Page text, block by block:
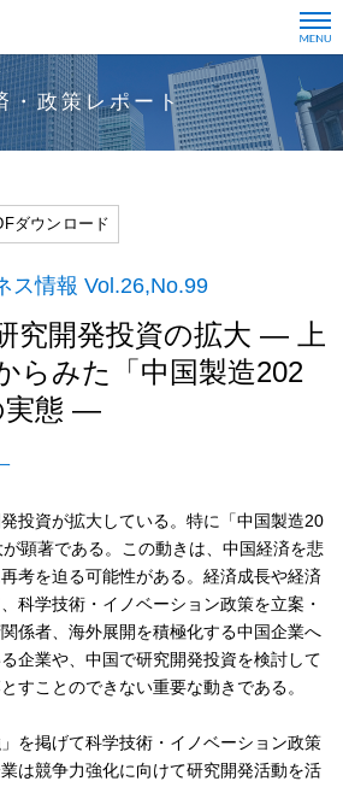
・政策レポート
ダウンロード
ス情報 Vol.26,No.99
究開発投資の拡大 ― 上
らみた「中国製造202
実態 ―
投資が拡大している。特に「中国製造20
顕著である。この動きは、中国経済を悲
考を迫る可能性がある。経済成長や経済
科学技術・イノベーション政策を立案・
係者、海外展開を積極化する中国企業へ
企業や、中国で研究開発投資を検討して
すことのできない重要な動きである。
を掲げて科学技術・イノベーション政策
は競争力強化に向けて研究開発活動を活